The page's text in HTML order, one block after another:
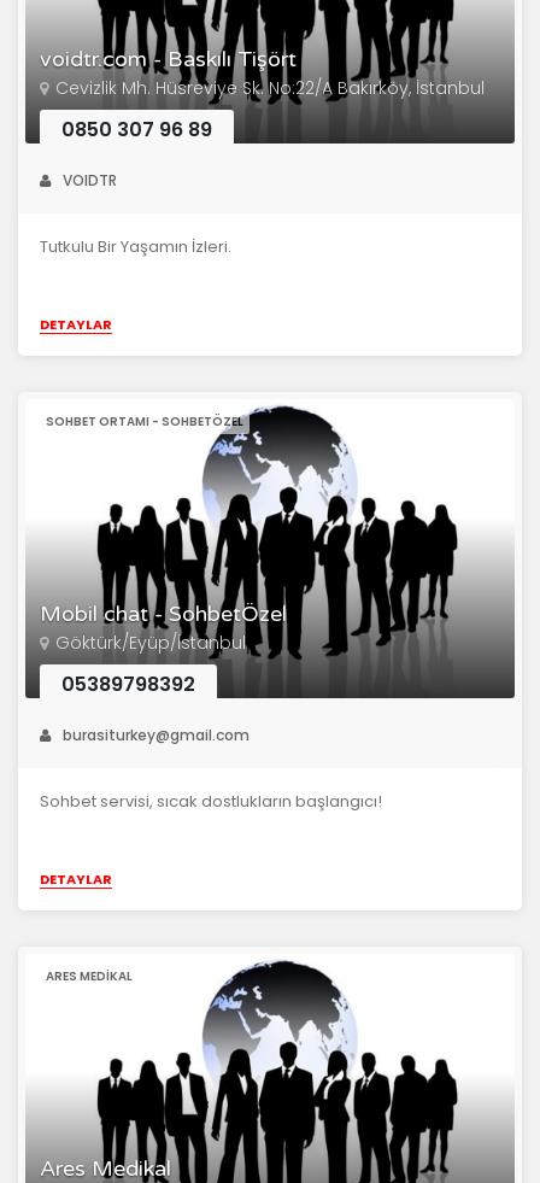
voidtr.com - Baskılı Tişört
Cevizlik Mh. Hüsreviye Sk. No:22/A Bakırköy, İstanbul
0850 307 96 89
VOIDTR
Tutkulu Bir Yaşamın İzleri.
DETAYLAR
Mobil chat - SohbetÖzel
SOHBET ORTAMI - SOHBETÖZEL
Göktürk/Eyüp/İstanbul
05389798392
burasiturkey@gmail.com
Sohbet servisi, sıcak dostlukların başlangıcı!
DETAYLAR
Ares Medikal
ARES MEDIKAL